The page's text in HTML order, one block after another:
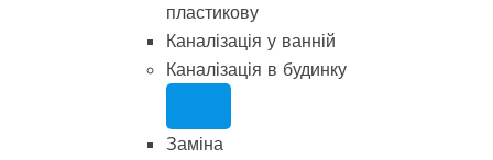
пластикову
Каналізація у ванній
Каналізація в будинку
Заміна